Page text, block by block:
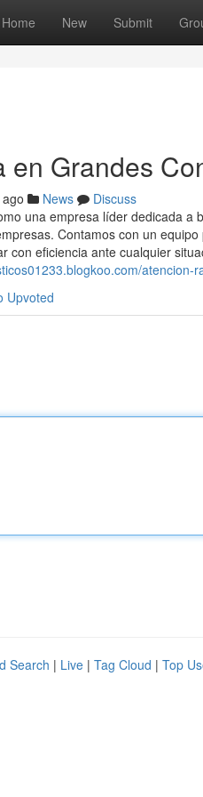
Home New Submit
en Grandes
News
Discuss
una empresa líder dedicada
Contamos con un
con eficiencia ante cualquier
atencion-
Upvoted
Search | Live | Tag Cloud | Top